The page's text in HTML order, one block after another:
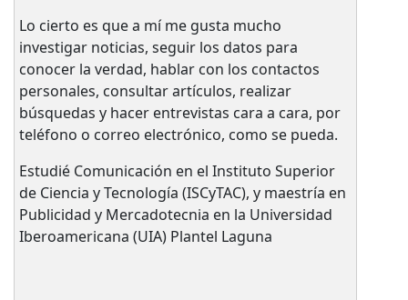
Lo cierto es que a mí me gusta mucho
investigar noticias, seguir los datos para
conocer la verdad, hablar con los contactos
personales, consultar artículos, realizar
búsquedas y hacer entrevistas cara a cara, por
teléfono o correo electrónico, como se pueda.
Estudié Comunicación en el Instituto Superior
de Ciencia y Tecnología (ISCyTAC), y maestría en
Publicidad y Mercadotecnia en la Universidad
Iberoamericana (UIA) Plantel Laguna